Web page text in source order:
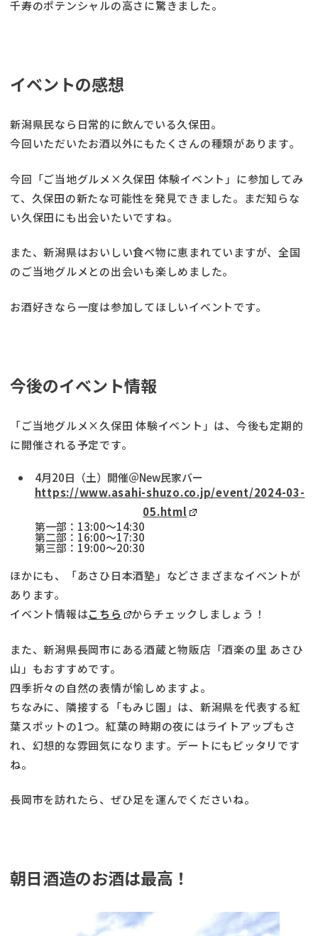
千寿のポテンシャルの高さに驚きました。
イベントの感想
新潟県民なら日常的に飲んでいる久保田。
今回いただいたお酒以外にもたくさんの種類があります。
今回「ご当地グルメ×久保田 体験イベント」に参加してみ
て、久保田の新たな可能性を発見できました。まだ知らな
い久保田にも出会いたいですね。
また、新潟県はおいしい食べ物に恵まれていますが、全国
のご当地グルメとの出会いも楽しめました。
お酒好きなら一度は参加してほしいイベントです。
今後のイベント情報
「ご当地グルメ×久保田 体験イベント」は、今後も定期的
に開催される予定です。
4月20日（土）開催＠New民家バー
https://www.asahi-shuzo.co.jp/event/2024-03-
05.html
第一部：13:00～14:30
第二部：16:00～17:30
第三部：19:00～20:30
ほかにも、「あさひ日本酒塾」などさまざまなイベントが
あります。
イベント情報はこちら からチェックしましょう！
また、新潟県長岡市にある酒蔵と物販店「酒楽の里 あさひ
山」もおすすめです。
四季折々の自然の表情が愉しめますよ。
ちなみに、隣接する「もみじ園」は、新潟県を代表する紅
葉スポットの1つ。紅葉の時期の夜にはライトアップもさ
れ、幻想的な雰囲気になります。デートにもピッタリです
ね。
長岡市を訪れたら、ぜひ足を運んでくださいね。
朝日酒造のお酒は最高！